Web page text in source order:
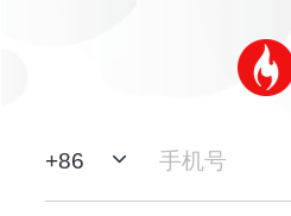
+86